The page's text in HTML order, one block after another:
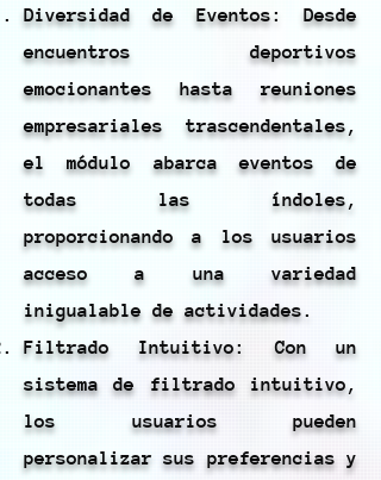
Diversidad de Eventos: Desde
encuentros deportivos
emocionantes hasta reuniones
empresariales trascendentales,
el módulo abarca eventos de
todas las índoles,
proporcionando a los usuarios
acceso a una variedad
inigualable de actividades.
Filtrado Intuitivo: Con un
sistema de filtrado intuitivo,
los usuarios pueden
personalizar sus preferencias y